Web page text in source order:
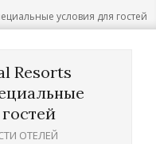
условия для гостей
Resorts
ОТЕЛЕЙ